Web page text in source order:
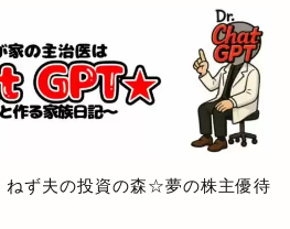
ねず夫の投資の森☆夢の株主優待